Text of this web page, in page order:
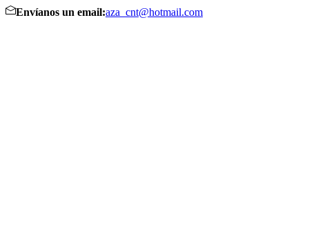
Envíanos un email:aza_cnt@hotmail.com